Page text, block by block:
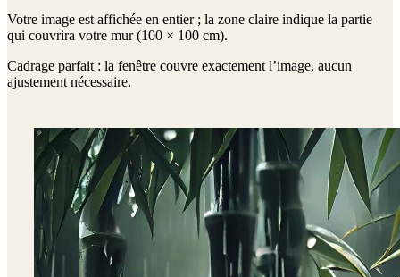
Votre image est affichée en entier ; la zone claire indique la partie
qui couvrira votre mur (100 × 100 cm).
Cadrage parfait : la fenêtre couvre exactement l’image, aucun
ajustement nécessaire.